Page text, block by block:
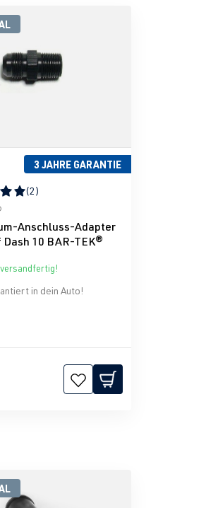
3 JAHRE GARANTIE
Bewertung von 5 von 5 Sternen
(2)
Anschluss-Adapter
Dash 10 BAR-TEK®
in dein Auto!